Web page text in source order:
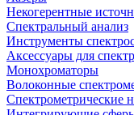
Некогерентные
Спектральный анализ
Инструменты
Аксессуары для
Монохроматоры
Волоконные
Спектрометрические